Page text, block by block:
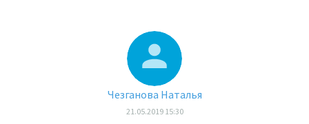
Чезганова Наталья
21.05.2019 15:30